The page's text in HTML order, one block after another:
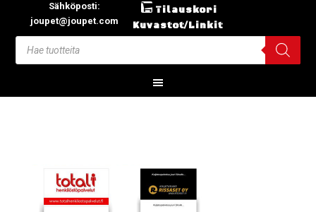
Sähköposti:
joupet@joupet.com
Tilauskori
Kuvastot/Linkit